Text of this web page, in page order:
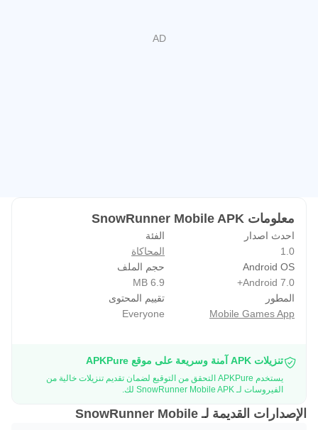
بما في ذلك شراء الغطس ، وربط السلاسل بإطاراتك ، وتعديل
معلومات SnowRunner Mobile APK
احدث اصدار
1.0
الفئة
المحاكاة
Android OS
Android 7.0+
حجم الملف
6.9 MB
المطور
Mobile Games App
تقييم المحتوى
Everyone
تنزيلات APK آمنة وسريعة على موقع APKPure
يستخدم APKPure التحقق من التوقيع لضمان تقديم تنزيلات خالية من
الفيروسات لـ SnowRunner Mobile APK لك.
الإصدارات القديمة لـ SnowRunner Mobile